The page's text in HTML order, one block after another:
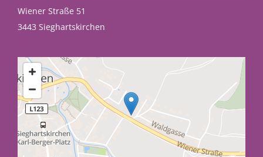
Wiener Straße 51
3443 Sieghartskirchen